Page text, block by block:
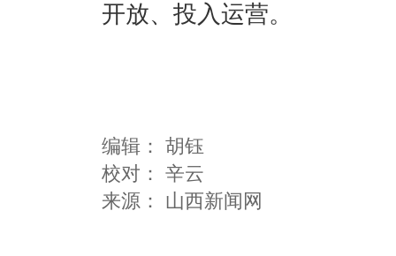
开放、投入运营。
编辑： 胡钰
校对： 辛云